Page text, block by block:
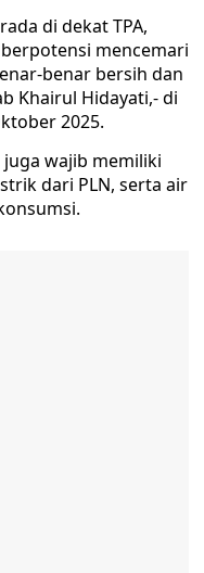
di dekat TPA,
mencemari
benar bersih dan
Khairul Hidayati,- di
2025.
juga wajib memiliki
dari PLN, serta air